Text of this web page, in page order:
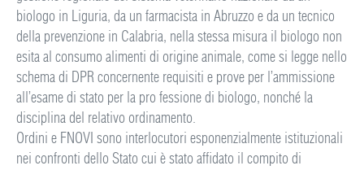
biologo in Liguria, da un farmacista in Abruzzo e da un tecnico
della prevenzione in Calabria, nella stessa misura il biologo non
esita al consumo alimenti di origine animale, come si legge nello
schema di DPR concernente requisiti e prove per l’ammissione
all’esame di stato per la pro fessione di biologo, nonché la
disciplina del relativo ordinamento.
Ordini e FNOVI sono interlocutori esponenzialmente istituzionali
nei confronti dello Stato cui è stato affidato il compito di